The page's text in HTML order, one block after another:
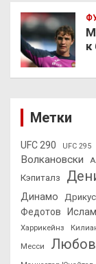
к
Метки
UFC 290 UFC 295
Волкановски
Кэпиталз
Динамо
Федотов
Харрикейнз
Месси